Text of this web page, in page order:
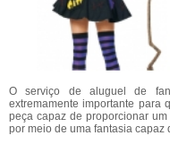
O serviço de aluguel de
extremamente importante para
peça capaz de proporcionar
por meio de uma fantasia capaz